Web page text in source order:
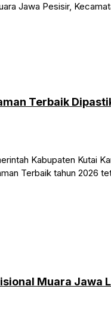
Jawa Pesisir,
Terbaik
Kabupaten Kutai
Terbaik tahun 2026
Muara Jawa